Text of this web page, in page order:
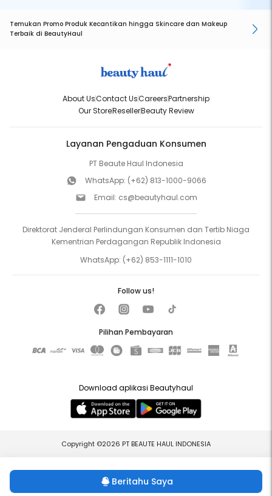
Beritahu Saya
Temukan Promo Produk Kecantikan hingga Skincare dan Makeup
Terbaik di BeautyHaul
About UsContact UsCareersPartnership
Our StoreResellerBeauty Review
Layanan Pengaduan Konsumen
PT Beaute Haul Indonesia
WhatsApp: (+62) 813-1000-9066
Email: cs@beautyhaul.com
Direktorat Jenderal Perlindungan Konsumen dan Tertib Niaga
Kementrian Perdagangan Republik Indonesia
WhatsApp: (+62) 853-1111-1010
Pilihan Pembayaran
Follow us!
Download aplikasi Beautyhaul
Copyright ©2026 PT BEAUTE HAUL INDONESIA